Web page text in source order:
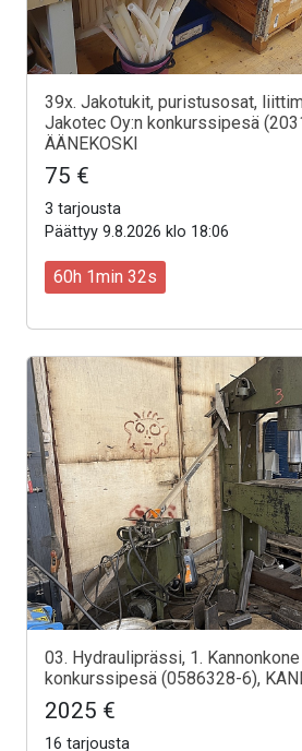
39x. Jakotukit, puristusosat,
Jakotec Oy:n konkurssipesä
ÄÄNEKOSKI
75 €
3 tarjousta
Päättyy 9.8.2026 klo 18:06
60h 1min 30s
03. Hydrauliprässi, 1. Kannonkone
konkurssipesä (0586328-6),
2025 €
16 tarjousta